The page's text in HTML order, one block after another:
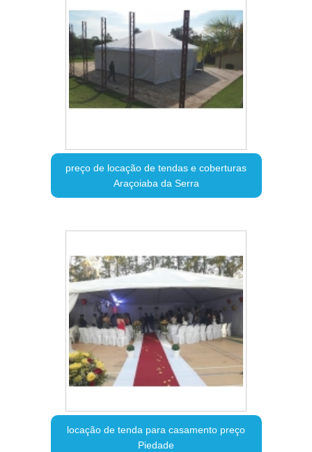
preço de locação de tendas e coberturas
Araçoiaba da Serra
locação de tenda para casamento preço
Piedade